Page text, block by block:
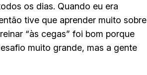
os dias. Quando eu era
tive que aprender muito sobre
“às cegas” foi bom porque
muito grande, mas a gente